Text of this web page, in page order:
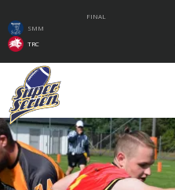
FINAL
SMM
TRC